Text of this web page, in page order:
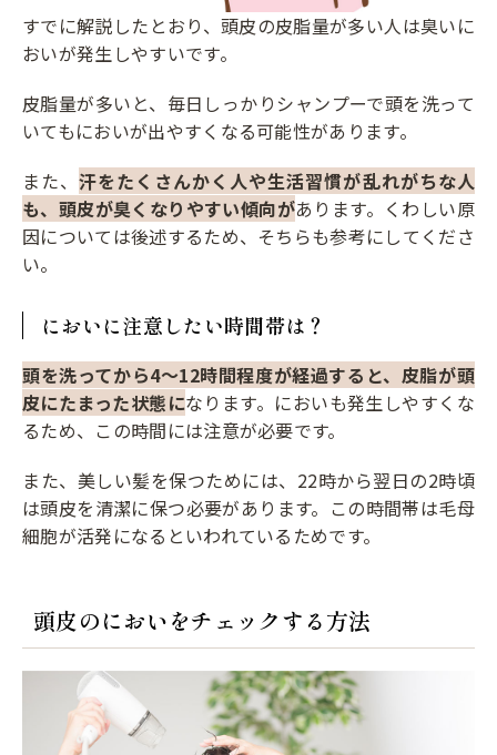
すでに解説したとおり、頭皮の皮脂量が多い人は臭いに
おいが発生しやすいです。
皮脂量が多いと、毎日しっかりシャンプーで頭を洗って
いてもにおいが出やすくなる可能性があります。
また、汗をたくさんかく人や生活習慣が乱れがちな人
も、頭皮が臭くなりやすい傾向があります。くわしい原
因については後述するため、そちらも参考にしてくださ
い。
においに注意したい時間帯は？
頭を洗ってから4～12時間程度が経過すると、皮脂が頭
皮にたまった状態になります。においも発生しやすくな
るため、この時間には注意が必要です。
また、美しい髪を保つためには、22時から翌日の2時頃
は頭皮を清潔に保つ必要があります。この時間帯は毛母
細胞が活発になるといわれているためです。
頭皮のにおいをチェックする方法